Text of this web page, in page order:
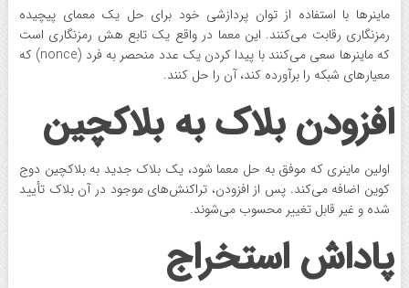
ماینرها با استفاده از توان پردازشی خود برای حل یک معمای پیچیده
رمزنگاری رقابت می‌کنند. این معما در واقع یک تابع هش رمزنگاری است
که ماینرها سعی می‌کنند با پیدا کردن یک عدد منحصر به فرد (nonce) که
معیارهای شبکه را برآورده کند، آن را حل کنند.
افزودن بلاک به بلاکچین
اولین ماینری که موفق به حل معما شود، یک بلاک جدید به بلاکچین دوج
کوین اضافه می‌کند. پس از افزودن، تراکنش‌های موجود در آن بلاک تأیید
شده و غیر قابل‌ تغییر محسوب می‌شوند.
پاداش استخراج